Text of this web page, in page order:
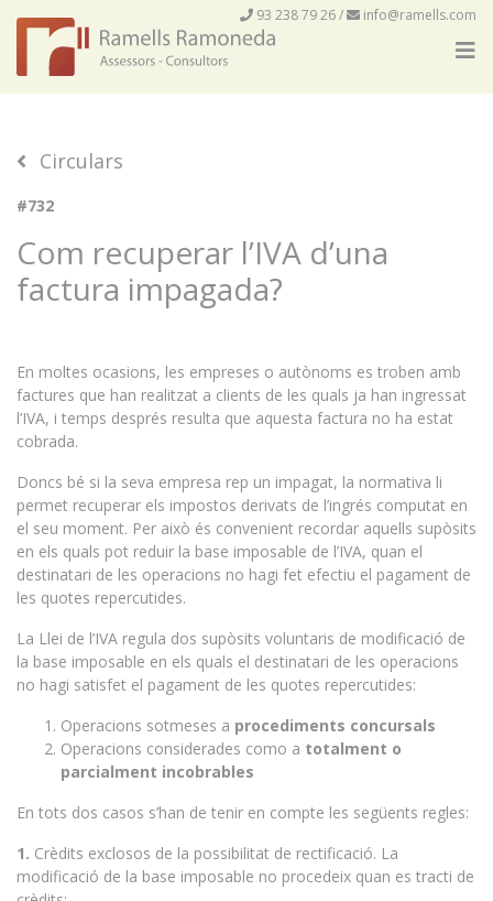
93 238 79 26/ info@ramells.com
Circulars
#732
Com recuperar l’IVA d’una
factura impagada?
En moltes ocasions, les empreses o autònoms es troben amb
factures que han realitzat a clients de les quals ja han ingressat
l’IVA, i temps després resulta que aquesta factura no ha estat
cobrada.
Doncs bé si la seva empresa rep un impagat, la normativa li
permet recuperar els impostos derivats de l’ingrés computat en
el seu moment. Per això és convenient recordar aquells supòsits
en els quals pot reduir la base imposable de l’IVA, quan el
destinatari de les operacions no hagi fet efectiu el pagament de
les quotes repercutides.
La Llei de l’IVA regula dos supòsits voluntaris de modificació de
la base imposable en els quals el destinatari de les operacions
no hagi satisfet el pagament de les quotes repercutides:
Operacions sotmeses a procediments concursals
Operacions considerades como a totalment o
parcialment incobrables
En tots dos casos s’han de tenir en compte les següents regles:
1. Crèdits exclosos de la possibilitat de rectificació. La
modificació de la base imposable no procedeix quan es tracti de